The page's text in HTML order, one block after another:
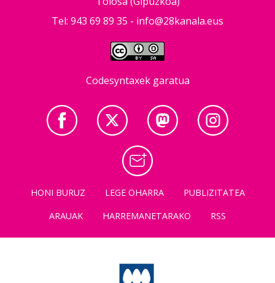
Tel: 943 69 89 35 - info@28kanala.eus
Codesyntaxek garatua
HONI BURUZ LEGE OHARRA
PUBLIZITATEA
ARAUAK
HARREMANETARAKO RSS